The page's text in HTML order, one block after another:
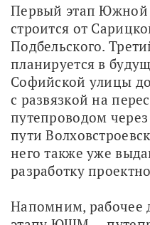
Первый этап Южной
строится от
Подбельского.
планируется в
Софийской улицы
с развязкой на
путепроводом
пути
него также уже
разработку
Напомним, рабочее